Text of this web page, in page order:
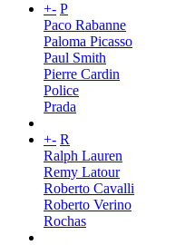
+- P
Paco Rabanne
Paloma Picasso
Paul Smith
Pierre Cardin
Police
Prada
+- R
Ralph Lauren
Remy Latour
Roberto Cavalli
Roberto Verino
Rochas